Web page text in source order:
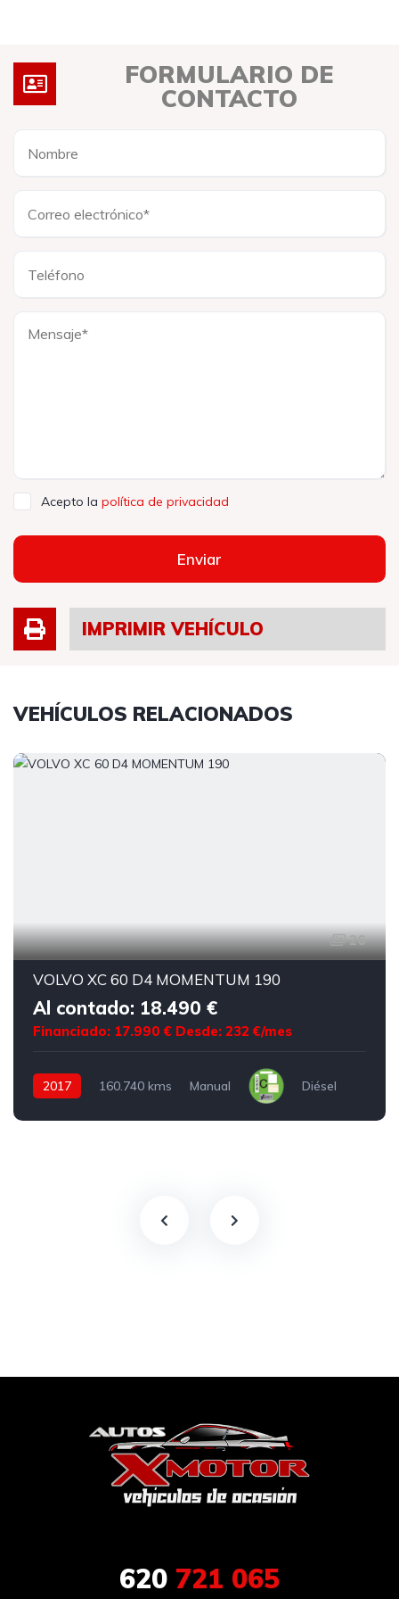
FORMULARIO DE
CONTACTO
Acepto la política de privacidad
Enviar
IMPRIMIR VEHÍCULO
VEHÍCULOS RELACIONADOS
26
VOLVO XC 60 D4 MOMENTUM 190
Al contado: 18.490 €
Financiado: 17.990 € Desde: 232 €/mes
2017 160.740 kms Manual Diésel
620 721 065